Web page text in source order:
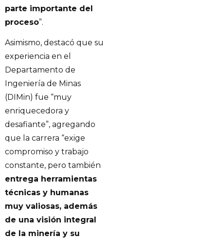
parte importante del
proceso”.
Asimismo, destacó que su
experiencia en el
Departamento de
Ingeniería de Minas
(DIMin) fue “muy
enriquecedora y
desafiante”, agregando
que la carrera “exige
compromiso y trabajo
constante, pero también
entrega herramientas
técnicas y humanas
muy valiosas, además
de una visión integral
de la minería y su